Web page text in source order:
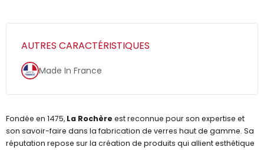
AUTRES CARACTÉRISTIQUES
Made In France
Fondée en 1475, La Rochère est reconnue pour son expertise et
son savoir-faire dans la fabrication de verres haut de gamme. Sa
réputation repose sur la création de produits qui allient esthétique